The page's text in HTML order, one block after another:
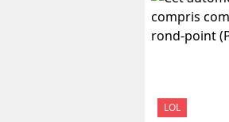
LOL